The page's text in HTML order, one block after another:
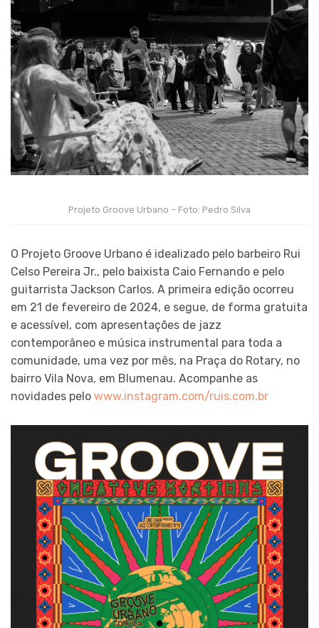
Projeto Groove Urbano – Foto: Pedro Silva
O Projeto Groove Urbano é idealizado pelo barbeiro Rui
Celso Pereira Jr., pelo baixista Caio Fernando e pelo
guitarrista Jackson Carlos. A primeira edição ocorreu
em 21 de fevereiro de 2024, e segue, de forma gratuita
e acessível, com apresentações de jazz
contemporâneo e música instrumental para toda a
comunidade, uma vez por mês, na Praça do Rotary, no
bairro Vila Nova, em Blumenau. Acompanhe as
novidades pelo www.instagram.com/ruis.com.br